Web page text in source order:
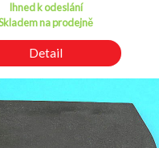
Ihned k odeslání
na prodejně
Detail